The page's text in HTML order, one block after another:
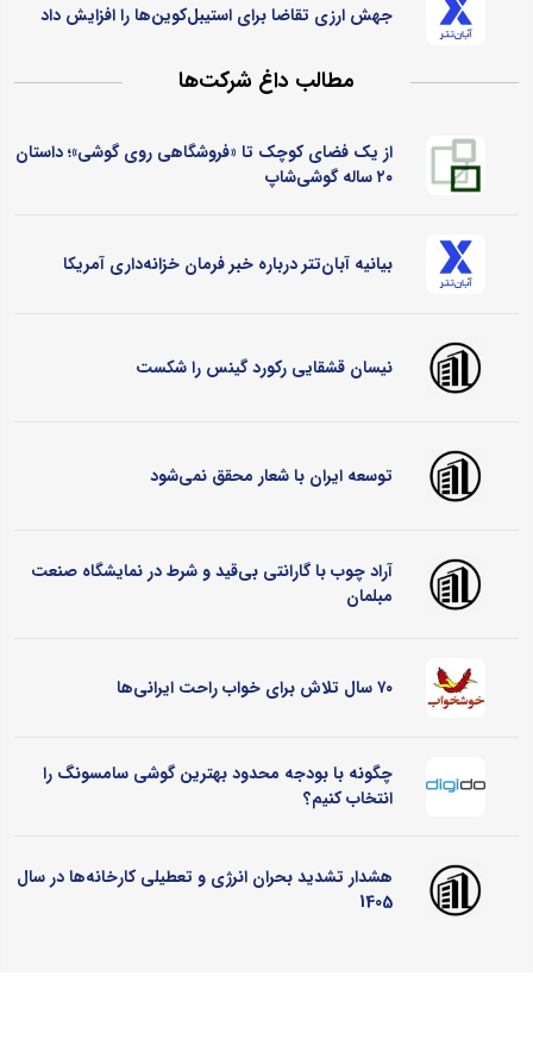
جهش ارزی تقاضا برای استیبل‌کوین‌ها را افزایش داد
مطالب داغ شرکت‌ها
از یک فضای کوچک تا «فروشگاهی روی گوشی»؛ داستان
۲۰ ساله گوشی‌شاپ
بیانیه آبان‌تتر درباره خبر فرمان خزانه‌داری آمریکا
نیسان قشقایی رکورد گینس را شکست
توسعه ایران با شعار محقق نمی‌شود
آراد چوب با گارانتی بی‌قید و شرط در نمایشگاه صنعت
مبلمان
۷۰ سال تلاش برای خواب راحت ایرانی‌ها
چگونه با بودجه محدود بهترین گوشی سامسونگ را
انتخاب کنیم؟
هشدار تشدید بحران انرژی و تعطیلی کارخانه‌ها در سال
1405